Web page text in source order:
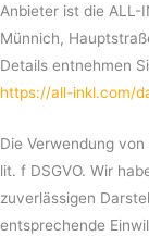
Anbieter ist die ALL-
Münnich,
Details entnehmen
https://all-inkl.com/
Die Verwendung
lit. f DSGVO. Wir
zuverlässigen
entsprechende